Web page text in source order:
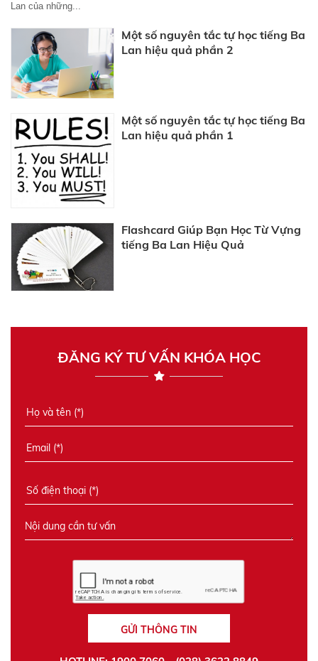
Lan của những...
Một số nguyên tắc tự học tiếng Ba
Lan hiệu quả phần 2
Một số nguyên tắc tự học tiếng Ba
Lan hiệu quả phần 1
Flashcard Giúp Bạn Học Từ Vựng
tiếng Ba Lan Hiệu Quả
ĐĂNG KÝ TƯ VẤN KHÓA HỌC
GỬI THÔNG TIN